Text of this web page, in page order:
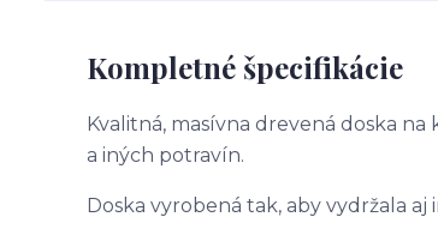
Kompletné špecifikácie
Kvalitná, masívna drevená doska na
a iných potravín.
Doska vyrobená tak, aby vydržala